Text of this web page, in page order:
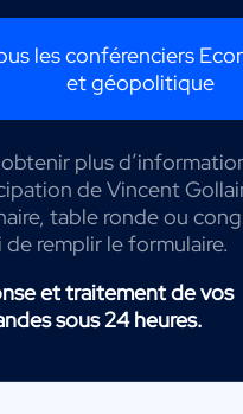
les conférenciers
et géopolitique
plus
de Vincent
table ronde ou
de remplir le formulaire.
et traitement de vos
sous 24 heures.